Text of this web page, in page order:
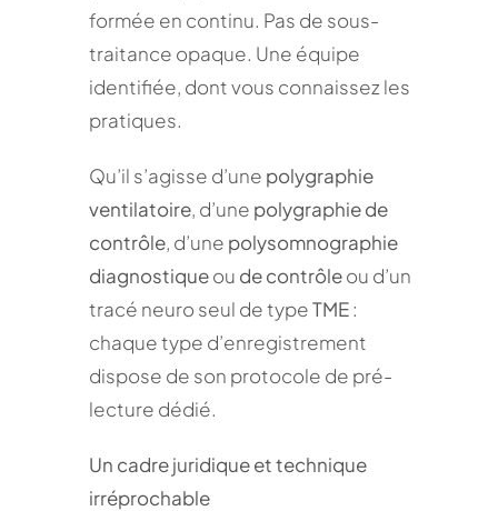
formée en continu. Pas de sous-
traitance opaque. Une équipe
identifiée, dont vous connaissez les
pratiques.
Qu’il s’agisse d’une polygraphie
ventilatoire, d’une polygraphie de
contrôle, d’une polysomnographie
diagnostiqueou de contrôleou d’un
tracé neuro seul de typeTME:
chaque type d’enregistrement
dispose de son protocole de pré-
lecture dédié.
Un cadre juridique et technique
irréprochable